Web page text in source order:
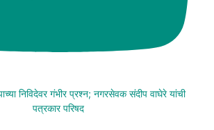
निविदेवर गंभीर प्रश्न; नगरसेवक संदीप वाघेरे यांची
पत्रकार परिषद